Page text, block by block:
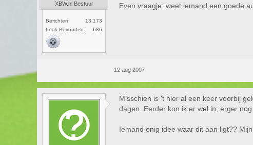
XBW.nl Bestuur
Berichten:
13.173
Leuk Bevonden:
686
Even vraagje; weet iemand een goede
12 aug 2007
Misschien is 't hier al een keer voorbij
dagen. Eerder kon ik er wel in; erger
Iemand enig idee waar dit aan ligt??